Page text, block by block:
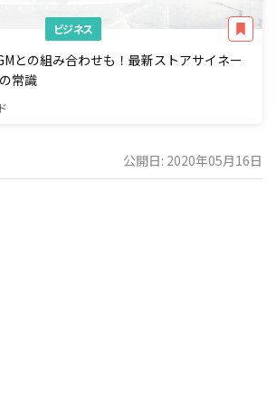
ビジネス
との組み合わせも！最新ストアサイネー
常識
公開日: 2020年05月16日